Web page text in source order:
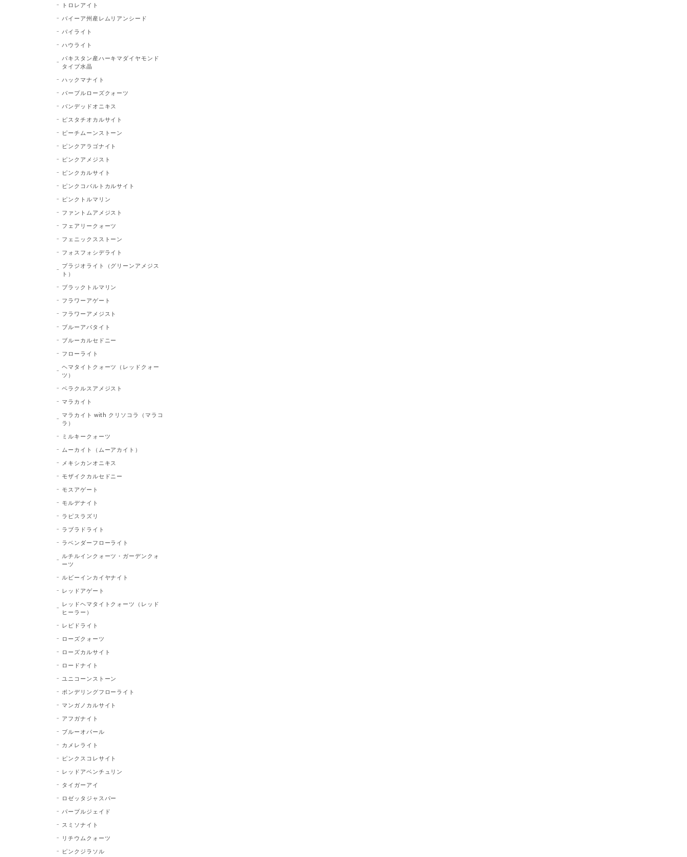
トロレアイト
バイーア州産レムリアンシード
パイライト
ハウライト
パキスタン産ハーキマダイヤモンド
タイプ水晶
ハックマナイト
パープルローズクォーツ
バンデッドオニキス
ピスタチオカルサイト
ピーチムーンストーン
ピンクアラゴナイト
ピンクアメジスト
ピンクカルサイト
ピンクコバルトカルサイト
ピンクトルマリン
ファントムアメジスト
フェアリークォーツ
フェニックスストーン
フォスフォシデライト
プラジオライト（グリーンアメジス
ト）
ブラックトルマリン
フラワーアゲート
フラワーアメジスト
ブルーアパタイト
ブルーカルセドニー
フローライト
ヘマタイトクォーツ（レッドクォー
ツ）
ベラクルスアメジスト
マラカイト
マラカイト with クリソコラ（マラコ
ラ）
ミルキークォーツ
ムーカイト（ムーアカイト）
メキシカンオニキス
モザイクカルセドニー
モスアゲート
モルデナイト
ラピスラズリ
ラブラドライト
ラベンダーフローライト
ルチルインクォーツ・ガーデンクォ
ーツ
ルビーインカイヤナイト
レッドアゲート
レッドヘマタイトクォーツ（レッド
ヒーラー）
レピドライト
ローズクォーツ
ローズカルサイト
ロードナイト
ユニコーンストーン
ポンデリングフローライト
マンガノカルサイト
アフガナイト
ブルーオパール
カメレライト
ピンクスコレサイト
レッドアベンチュリン
タイガーアイ
ロゼッタジャスパー
パープルジェイド
スミソナイト
リチウムクォーツ
ピンクジラソル